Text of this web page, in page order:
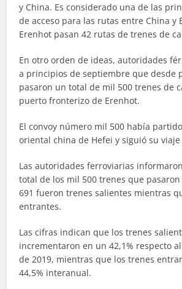
y China. Es considerado una de las
de acceso para las rutas entre China y
Erenhot pasan 42 rutas de trenes de
En otro orden de ideas, autoridades
a principios de septiembre que desde
pasaron un total de mil 500 trenes de
puerto fronterizo de Erenhot.
El convoy número mil 500 había
oriental china de Hefei y siguió su viaje
Las autoridades ferroviarias
total de los mil 500 trenes que
691 fueron trenes salientes mientras
entrantes.
Las cifras indican que los trenes
incrementaron en un 42,1% respecto
de 2019, mientras que los trenes
44,5% interanual.